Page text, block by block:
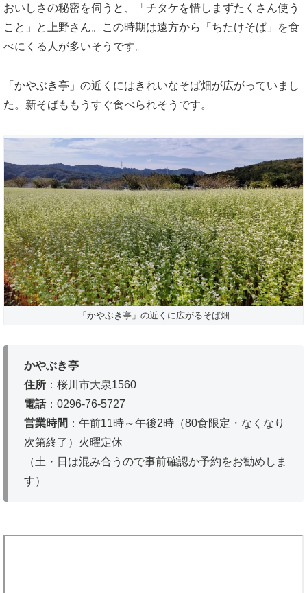
おいしさの秘密を伺うと、「チタケを惜しまずたくさん使う
こと」と上野さん。この時期は遠方から「ちたけそば」を食
べにくる人が多いそうです。
「かやぶき亭」の近くにはきれいなそば畑が広がっていまし
た。新そばももうすぐ食べられそうです。
「かやぶき亭」の近くに広がるそば畑
かやぶき亭
住所 ：桜川市大泉1560
電話：0296-76-5727
営業時間 ：午前11時～午後2時（80食限定・なくなり
次第終了）火曜定休
（土・日は混み合うので事前確認か予約をお勧めしま
す）